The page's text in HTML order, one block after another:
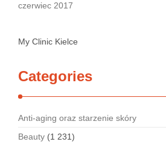
czerwiec 2017
My Clinic Kielce
Categories
Anti-aging oraz starzenie skóry
Beauty (1 231)